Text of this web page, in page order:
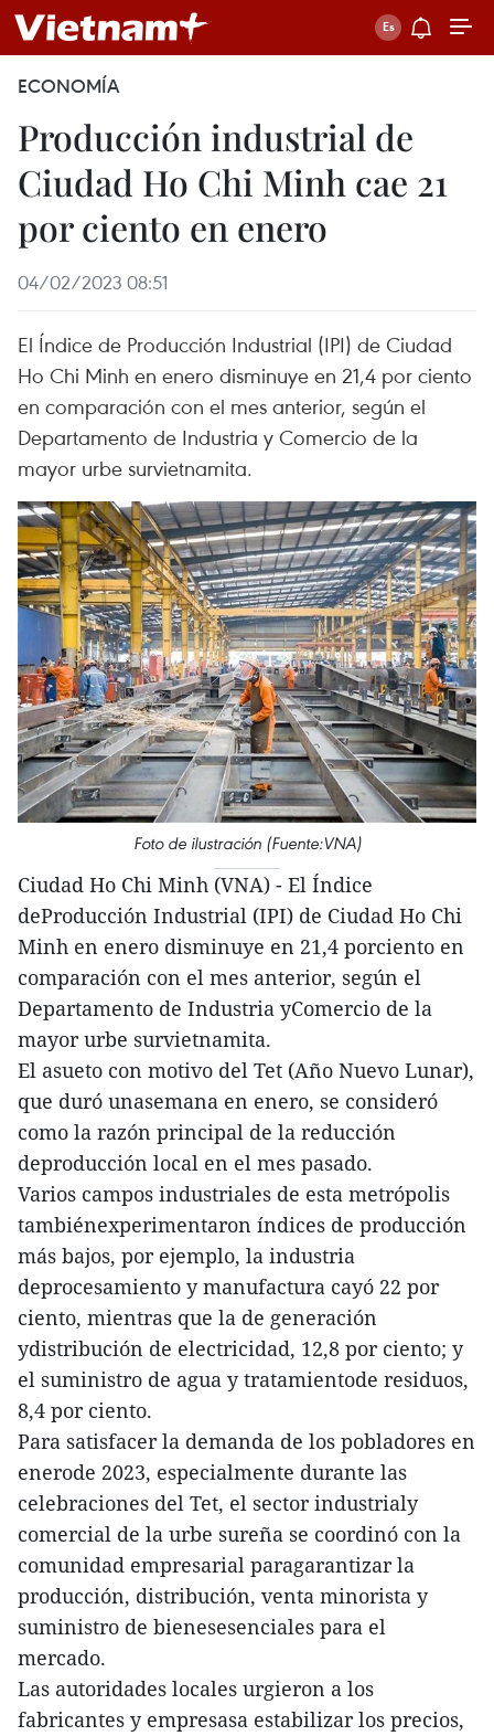
ECONOMÍA
Producción industrial de
Ciudad Ho Chi Minh cae 21
por ciento en enero
04/02/2023 08:51
El Índice de Producción Industrial (IPI) de Ciudad
Ho Chi Minh en enero disminuye en 21,4 por ciento
en comparación con el mes anterior, según el
Departamento de Industria y Comercio de la
mayor urbe survietnamita.
Foto de ilustración (Fuente:VNA)
Ciudad Ho Chi Minh (VNA) - El Índice
deProducción Industrial (IPI) de Ciudad Ho Chi
Minh en enero disminuye en 21,4 porciento en
comparación con el mes anterior, según el
Departamento de Industria yComercio de la
mayor urbe survietnamita.
El asueto con motivo del Tet (Año Nuevo Lunar),
que duró unasemana en enero, se consideró
como la razón principal de la reducción
deproducción local en el mes pasado.
Varios campos industriales de esta metrópolis
tambiénexperimentaron índices de producción
más bajos, por ejemplo, la industria
deprocesamiento y manufactura cayó 22 por
ciento, mientras que la de generación
ydistribución de electricidad, 12,8 por ciento; y
el suministro de agua y tratamientode residuos,
8,4 por ciento.
Para satisfacer la demanda de los pobladores en
enerode 2023, especialmente durante las
celebraciones del Tet, el sector industrialy
comercial de la urbe sureña se coordinó con la
comunidad empresarial paragarantizar la
producción, distribución, venta minorista y
suministro de bienesesenciales para el
mercado.
Las autoridades locales urgieron a los
fabricantes y empresasa estabilizar los precios,